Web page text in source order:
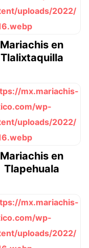
Mariachis en
Tlalixtaquilla
Mariachis en
Tlapehuala